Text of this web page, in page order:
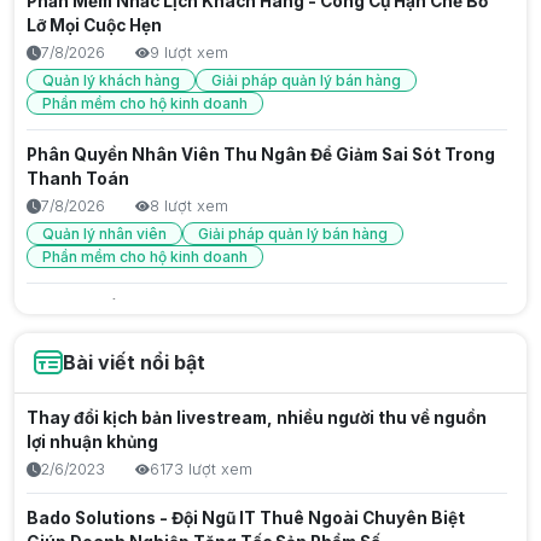
Lỡ Mọi Cuộc Hẹn
7/8/2026
9 lượt xem
Quản lý khách hàng
Giải pháp quản lý bán hàng
Phần mềm cho hộ kinh doanh
Phân Quyền Nhân Viên Thu Ngân Để Giảm Sai Sót Trong
Thanh Toán
7/8/2026
8 lượt xem
Quản lý nhân viên
Giải pháp quản lý bán hàng
Phần mềm cho hộ kinh doanh
7/8/2026
11 lượt xem
Giải pháp quản lý bán hàng
Kinh nghiệm vận hành Homestay/Villa chuyên nghiệp:
Từ Check-in đến Báo cáo doanh thu
7/8/2026 6 lượt xem
Bài viết nổi bật
Thay đổi kịch bản livestream, nhiều người thu về nguồn
lợi nhuận khủng
2/6/2023 6173 lượt xem
Bado Solutions - Đội Ngũ IT Thuê Ngoài Chuyên Biệt